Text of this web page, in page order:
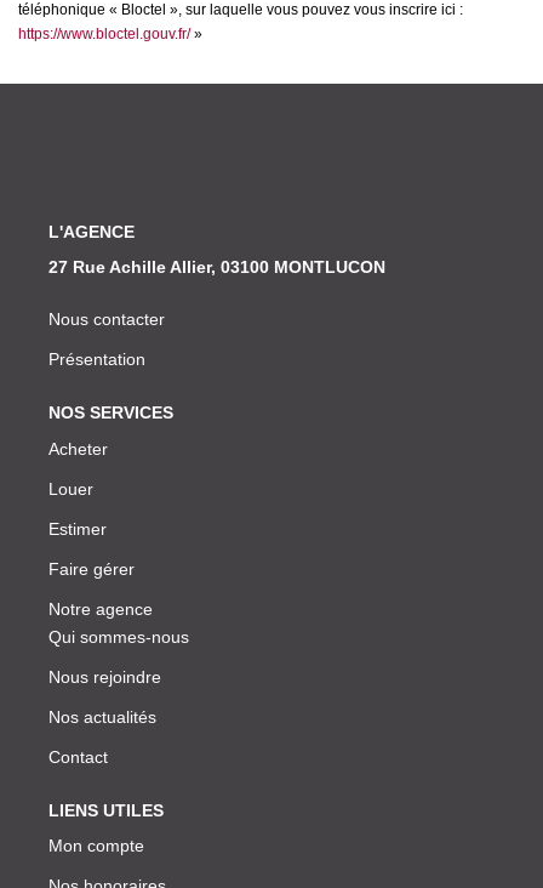
téléphonique « Bloctel », sur laquelle vous pouvez vous inscrire ici :
https://www.bloctel.gouv.fr/»
L'AGENCE
27 Rue Achille Allier, 03100 MONTLUCON
Nous contacter
Présentation
NOS SERVICES
Acheter
Louer
Estimer
Faire gérer
Notre agence
Qui sommes-nous
Nous rejoindre
Nos actualités
Contact
LIENS UTILES
Mon compte